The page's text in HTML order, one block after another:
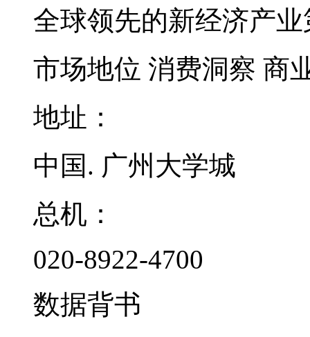
全球领先的新经济产
市场地位 消费洞察 商
地址：
中国. 广州大学城
总机：
020-8922-4700
数据背书